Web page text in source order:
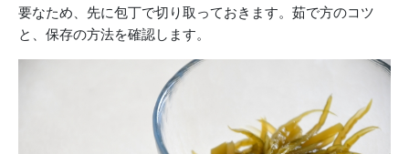
要なため、先に包丁で切り取っておきます。茹で方のコツ
と、保存の方法を確認します。